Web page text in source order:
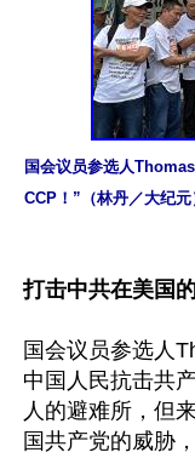
国会议员参选人
CCP！”（林丹／大纪元
打击中共在美国
国会议员参选人
中国人民抗击共
人的避难所，但
国共产党的威胁